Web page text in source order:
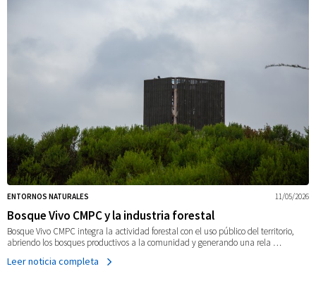
11/05/2026
ENTORNOS NATURALES
Bosque Vivo CMPC y la industria forestal
Bosque Vivo CMPC integra la actividad forestal con el uso público del territorio,
abriendo los bosques productivos a la comunidad y generando una rela …
Leer noticia completa